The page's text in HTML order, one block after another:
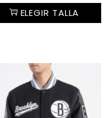
ELEGIR TALLA